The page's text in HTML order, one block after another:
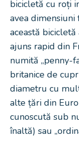
bicicletă cu roți
avea
această
ajuns rapid din
numită „penny-
britanice de
diametru cu
alte țări din
cunoscută sub
înaltă) sau